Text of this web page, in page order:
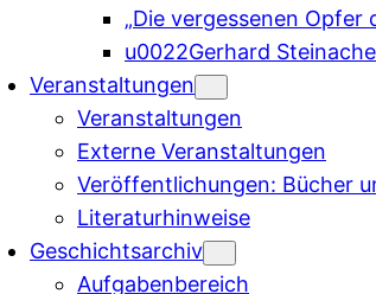
„Die vergessenen Opfer
u0022Gerhard
Veranstaltungen
Veranstaltungen
Externe Veranstaltungen
Veröffentlichungen: Bücher
Literaturhinweise
Geschichtsarchiv
Aufgabenbereich